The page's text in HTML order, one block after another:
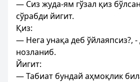
— Сиз жуда-ям гўзал қиз
сўрабди йигит.
Қиз:
— Нега унақа деб ўйлаяпсиз?, -
нозланиб.
Йигит:
— Табиат бундай аҳмоқлик